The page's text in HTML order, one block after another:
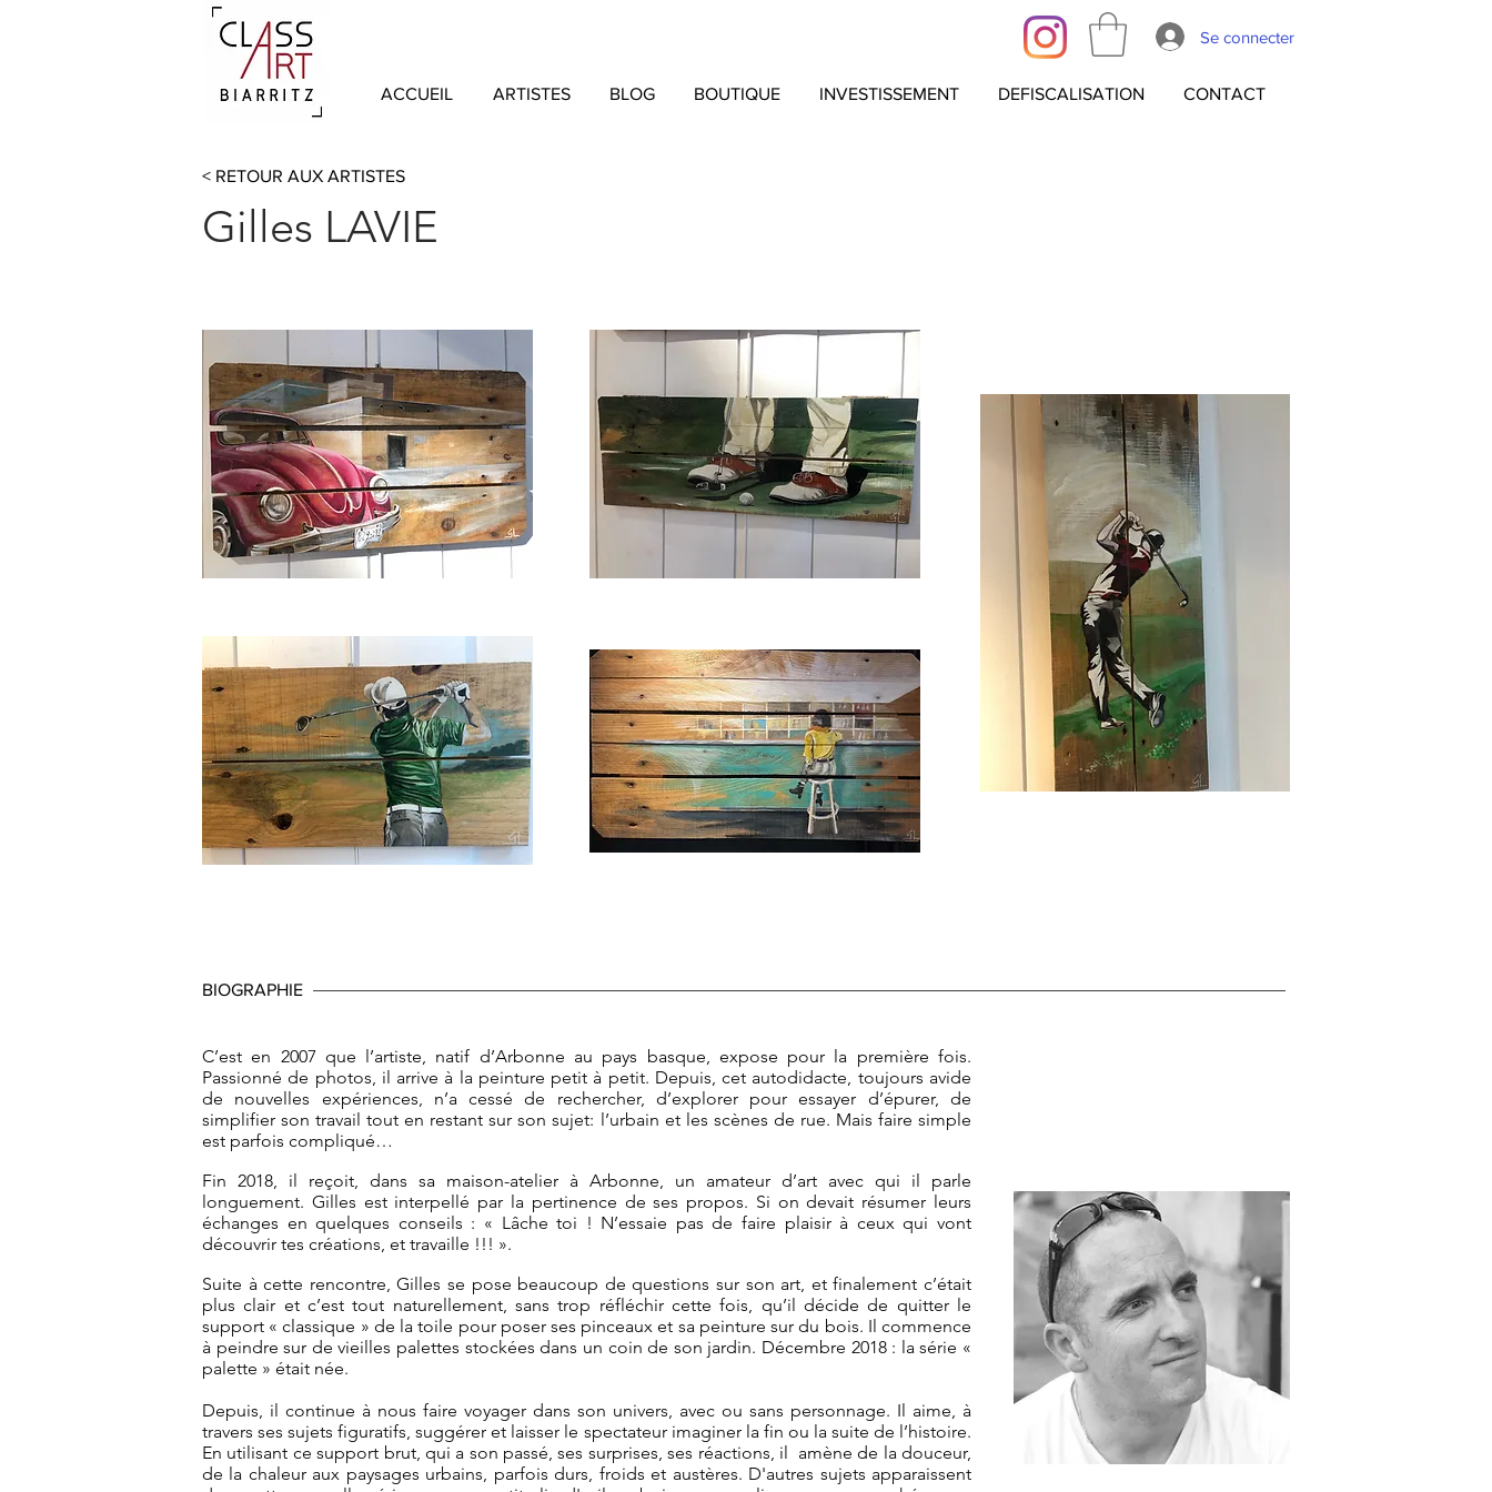
Se connecter
ACCUEIL ARTISTES BLOG BOUTIQUE INVESTISSEMENT DEFISCALISATION CONTACT
< RETOUR AUX ARTISTES
Gilles LAVIE
BIOGRAPHIE
C’est en 2007 que l’artiste, natif d’Arbonne au pays basque, expose pour la première fois.
Passionné de photos, il arrive à la peinture petit à petit. Depuis, cet autodidacte, toujours avide
de nouvelles expériences, n’a cessé de rechercher, d’explorer pour essayer d’épurer, de
simplifier son travail tout en restant sur son sujet: l’urbain et les scènes de rue. Mais faire simple
est parfois compliqué…
Fin 2018, il reçoit, dans sa maison-atelier à Arbonne, un amateur d’art avec qui il parle
longuement. Gilles est interpellé par la pertinence de ses propos. Si on devait résumer leurs
échanges en quelques conseils : « Lâche toi ! N’essaie pas de faire plaisir à ceux qui vont
découvrir tes créations, et travaille !!! ».
Suite à cette rencontre, Gilles se pose beaucoup de questions sur son art, et finalement c’était
plus clair et c’est tout naturellement, sans trop réfléchir cette fois, qu’il décide de quitter le
support « classique » de la toile pour poser ses pinceaux et sa peinture sur du bois. Il commence
à peindre sur de vieilles palettes stockées dans un coin de son jardin. Décembre 2018 : la série «
palette » était née.
Depuis, il continue à nous faire voyager dans son univers, avec ou sans personnage. Il aime, à
travers ses sujets figuratifs, suggérer et laisser le spectateur imaginer la fin ou la suite de l’histoire.
En utilisant ce support brut, qui a son passé, ses surprises, ses réactions, il amène de la douceur,
de la chaleur aux paysages urbains, parfois durs, froids et austères. D'autres sujets apparaissent